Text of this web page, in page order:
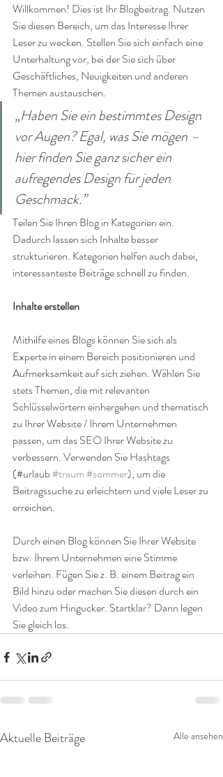
Willkommen! Dies ist Ihr Blogbeitrag. Nutzen
Sie diesen Bereich, um das Interesse Ihrer
Leser zu wecken. Stellen Sie sich einfach eine
Unterhaltung vor, bei der Sie sich über
Geschäftliches, Neuigkeiten und anderen
Themen austauschen.
„Haben Sie ein bestimmtes Design
vor Augen? Egal, was Sie mögen –
hier finden Sie ganz sicher ein
aufregendes Design für jeden
Geschmack.”
Teilen Sie Ihren Blog in Kategorien ein.
Dadurch lassen sich Inhalte besser
strukturieren. Kategorien helfen auch dabei,
interessanteste Beiträge schnell zu finden.
Inhalte erstellen
Mithilfe eines Blogs können Sie sich als
Experte in einem Bereich positionieren und
Aufmerksamkeit auf sich ziehen. Wählen Sie
stets Themen, die mit relevanten
Schlüsselwörtern einhergehen und thematisch
zu Ihrer Website / Ihrem Unternehmen
passen, um das SEO Ihrer Website zu
verbessern. Verwenden Sie Hashtags
(#urlaub #traum#sommer), um die
Beitragssuche zu erleichtern und viele Leser zu
erreichen.
Durch einen Blog können Sie Ihrer Website
bzw. Ihrem Unternehmen eine Stimme
verleihen. Fügen Sie z. B. einem Beitrag ein
Bild hinzu oder machen Sie diesen durch ein
Video zum Hingucker. Startklar? Dann legen
Sie gleich los.
Aktuelle Beiträge Alle ansehen